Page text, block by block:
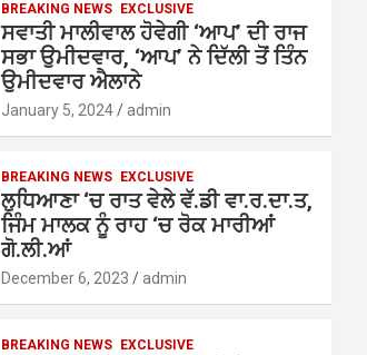
BREAKING NEWS EXCLUSIVE
ਸਵਾਤੀ ਮਾਲੀਵਾਲ ਹੋਵੇਗੀ ‘ਆਪ’ ਦੀ ਰਾਜ
ਸਭਾ ਉਮੀਦਵਾਰ, ‘ਆਪ’ ਨੇ ਦਿੱਲੀ ਤੋਂ ਤਿੰਨ
ਉਮੀਦਵਾਰ ਐਲਾਨੇ
January 5, 2024 admin
BREAKING NEWS EXCLUSIVE
ਲੁਧਿਆਣਾ ‘ਚ ਰਾਤ ਵੇਲੇ ਵੱ.ਡੀ ਵਾ.ਰ.ਦਾ.ਤ,
ਜਿੰਮ ਮਾਲਕ ਨੂੰ ਰਾਹ ‘ਚ ਰੋਕ ਮਾਰੀਆਂ
ਗੋ.ਲੀ.ਆਂ
December 6, 2023 admin
BREAKING NEWS EXCLUSIVE